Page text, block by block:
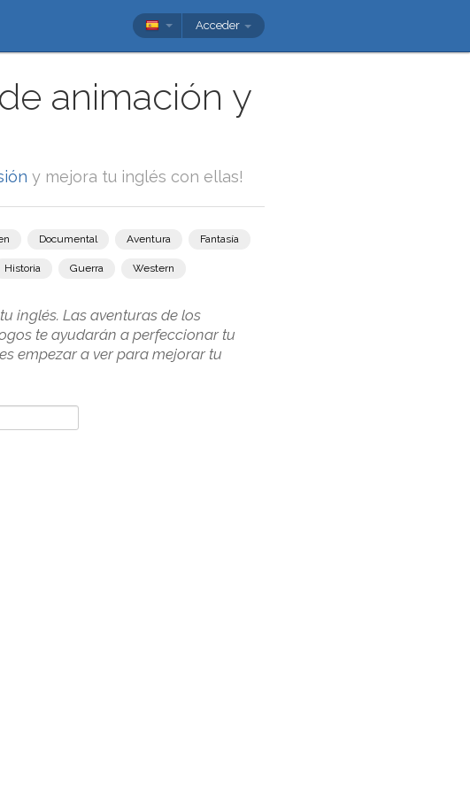
Acceder
animación y
y mejora tu inglés con ellas!
Documental Aventura Fantasía
Historia Guerra Western
inglés. Las aventuras de los
te ayudarán a perfeccionar tu
empezar a ver para mejorar tu